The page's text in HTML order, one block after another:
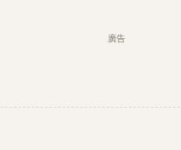
廣告